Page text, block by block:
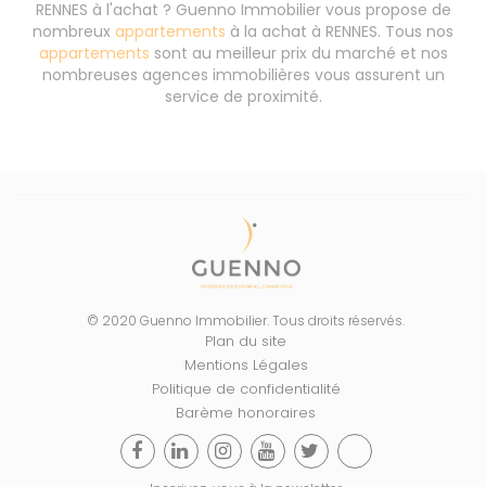
RENNES à l'achat ? Guenno Immobilier vous propose de
nombreux appartements à la achat à RENNES. Tous nos
appartements sont au meilleur prix du marché et nos
nombreuses agences immobilières vous assurent un
service de proximité.
© 2020 Guenno Immobilier. Tous droits réservés.
Plan du site
Mentions Légales
Politique de confidentialité
Barème honoraires